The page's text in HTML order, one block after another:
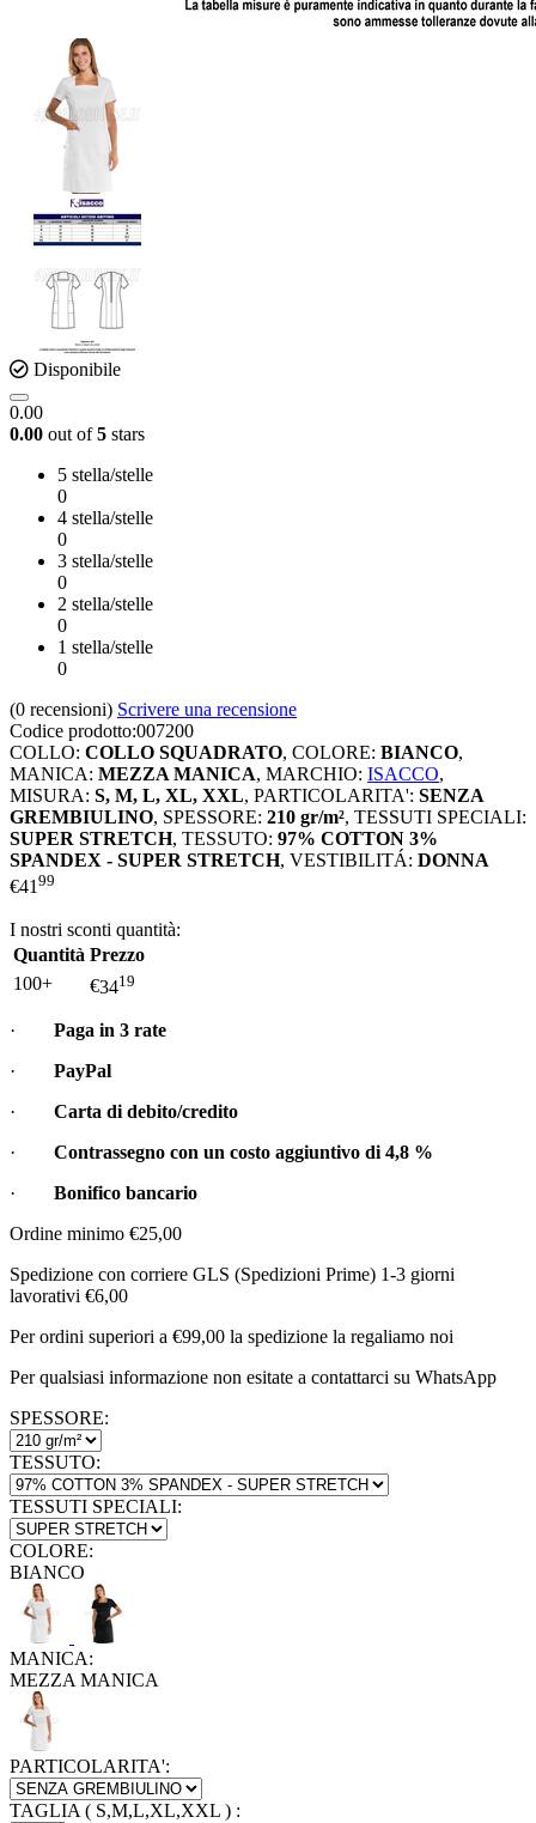
Disponibile
0.00
0.00 out of5 stars
5 stella/stelle
0
4 stella/stelle
0
3 stella/stelle
0
2 stella/stelle
0
1 stella/stelle
0
(0 recensioni) Scrivere una recensione
Codice prodotto:007200
COLLO: COLLO SQUADRATO, COLORE: BIANCO,
MANICA: MEZZA MANICA, MARCHIO: ISACCO,
MISURA: S, M, L, XL, XXL, PARTICOLARITA': SENZA
GREMBIULINO, SPESSORE: 210 gr/m², TESSUTI SPECIALI:
SUPER STRETCH, TESSUTO: 97% COTTON 3%
SPANDEX - SUPER STRETCH, VESTIBILITÁ: DONNA
€41 99
I nostri sconti quantità:
Quantità Prezzo
100+
€3419
· Paga in 3 rate
· PayPal
· Carta di debito/credito
· Contrassegno con un costo aggiuntivo di 4,8 %
· Bonifico bancario
Ordine minimo €25,00
Spedizione con corriere GLS (Spedizioni Prime) 1-3 giorni
lavorativi €6,00
Per ordini superiori a €99,00 la spedizione la regaliamo noi
Per qualsiasi informazione non esitate a contattarci su WhatsApp
SPESSORE:
TESSUTO:
TESSUTI SPECIALI:
COLORE:
BIANCO
MANICA:
MEZZA MANICA
PARTICOLARITA':
TAGLIA ( S,M,L,XL,XXL ) :